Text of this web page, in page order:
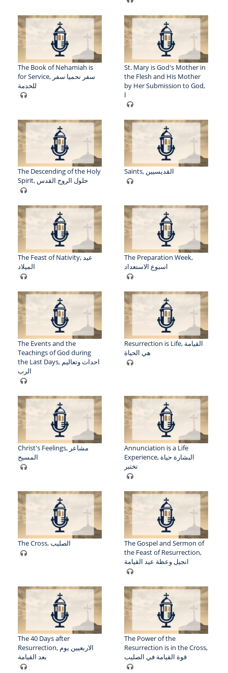
The Book of Nehamiah is
for Service, سفر نحميا سفر
للخدمة
St. Mary is God's Mother in
the Flesh and His Mother
by Her Submission to God,
ا
The Descending of the Holy
Spirit, حلول الروح القدس
Saints, القديسيين
The Feast of Nativity, عيد
الميلاد
The Preparation Week,
اسبوع الاستعداد
The Events and the
Teachings of God during
the Last Days, احداث وتعاليم
الرب
Resurrection is Life, القيامة
هي الحياة
Christ's Feelings, مشاعر
المسيح
Annunciation is a Life
Experience, البشارة حياة
تختبر
The Cross, الصليب
The Gospel and Sermon of
the Feast of Resurrection,
انجيل وعظة عيد القيامة
The 40 Days after
Resurrection, الاربعيين يوم
بعد القيامة
The Power of the
Resurrection is in the Cross,
قوة القيامة في الصليب